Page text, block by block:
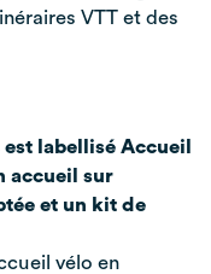
VTT et des
labellisé Accueil
accueil sur
et un kit de
vélo en